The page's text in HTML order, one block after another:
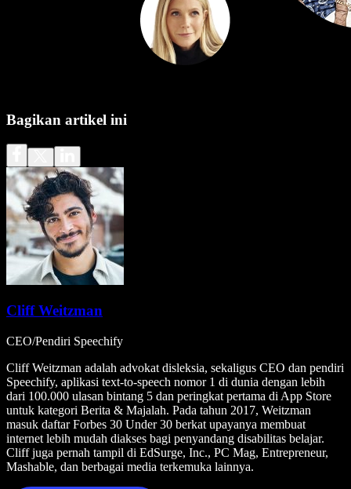
Bagikan artikel ini
Cliff Weitzman
CEO/Pendiri Speechify
Cliff Weitzman adalah advokat disleksia, sekaligus CEO dan pendiri
Speechify, aplikasi text-to-speech nomor 1 di dunia dengan lebih
dari 100.000 ulasan bintang 5 dan peringkat pertama di App Store
untuk kategori Berita & Majalah. Pada tahun 2017, Weitzman
masuk daftar Forbes 30 Under 30 berkat upayanya membuat
internet lebih mudah diakses bagi penyandang disabilitas belajar.
Cliff juga pernah tampil di EdSurge, Inc., PC Mag, Entrepreneur,
Mashable, dan berbagai media terkemuka lainnya.